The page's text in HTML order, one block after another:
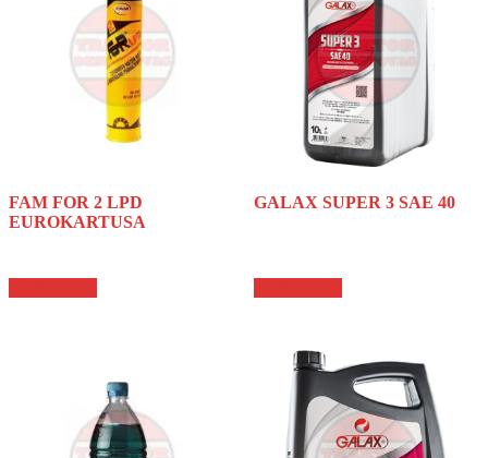
FAM FOR 2 LPD
EUROKARTUSA
GALAX SUPER 3 SAE 40